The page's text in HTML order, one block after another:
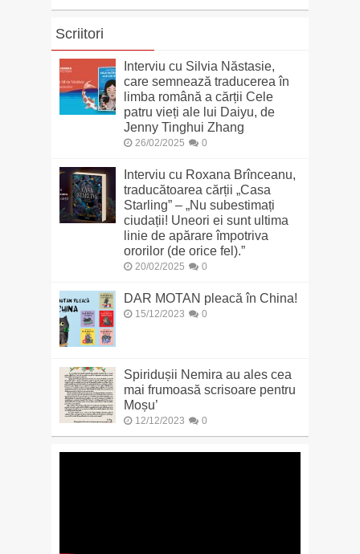
Scriitori
Interviu cu Silvia Năstasie,
care semnează traducerea în
limba română a cărții Cele
patru vieți ale lui Daiyu, de
Jenny Tinghui Zhang
26/02/2025 0
Interviu cu Roxana Brînceanu,
traducătoarea cărții „Casa
Starling” – „Nu subestimați
ciudații! Uneori ei sunt ultima
linie de apărare împotriva
ororilor (de orice fel).”
20/02/2025 0
DAR MOTAN pleacă în China!
15/12/2023 0
Spiridușii Nemira au ales cea
mai frumoasă scrisoare pentru
Moșu’
12/12/2023 0